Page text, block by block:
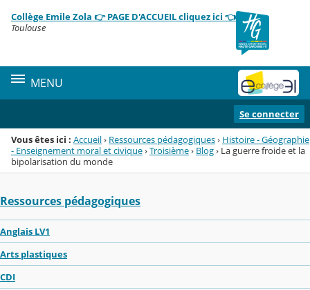
Menu de la rubrique
Contenu
Collège Emile Zola 👉 PAGE D'ACCUEIL cliquez ici 👈
Toulouse
MENU
Se connecter
Vous êtes ici : Accueil› Ressources pédagogiques› Histoire - Géographie
- Enseignement moral et civique›Troisième› Blog› La guerre froide et la
bipolarisation du monde
Ressources pédagogiques
Anglais LV1
Arts plastiques
CDI